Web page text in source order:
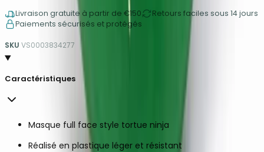
Livraison gratuite à partir de €150
Retours faciles sous 14 jours
Paiements sécurisés et protégés
SKU VS0003834277
Caractéristiques
Masque full face style tortue ninja
Réalisé en plastique léger et résistant